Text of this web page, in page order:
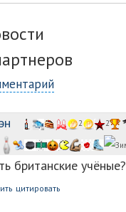
2 2
британские учёные?
цитировать